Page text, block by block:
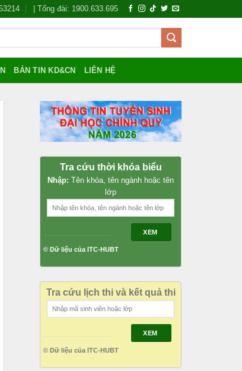
| Tổng đài: 1900.633.695
BẢN TIN KD&CN LIÊN HỆ
Tra cứu thời khóa biểu
Nhập: Tên khóa, tên ngành hoặc tên
lớp
XEM
© Dữ liệu của ITC-HUBT
Tra cứu lịch thi và kết quả thi
XEM
© Dữ liệu của ITC-HUBT